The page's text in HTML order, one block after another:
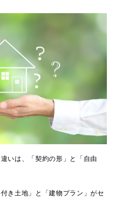
いは、「契約の形」と「自由
き土地」と「建物プラン」がセ